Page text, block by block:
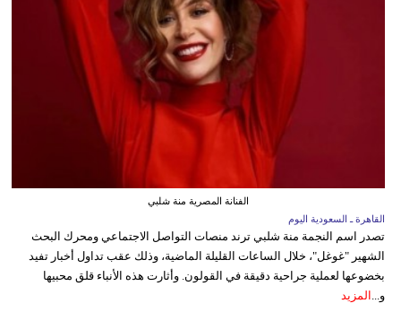
الفنانة المصرية منة شلبي
القاهرة ـ السعودية اليوم
تصدر اسم النجمة منة شلبي ترند منصات التواصل الاجتماعي ومحرك البحث
الشهير "غوغل"، خلال الساعات القليلة الماضية، وذلك عقب تداول أخبار تفيد
بخضوعها لعملية جراحية دقيقة في القولون. وأثارت هذه الأنباء قلق محبيها
و... المزيد